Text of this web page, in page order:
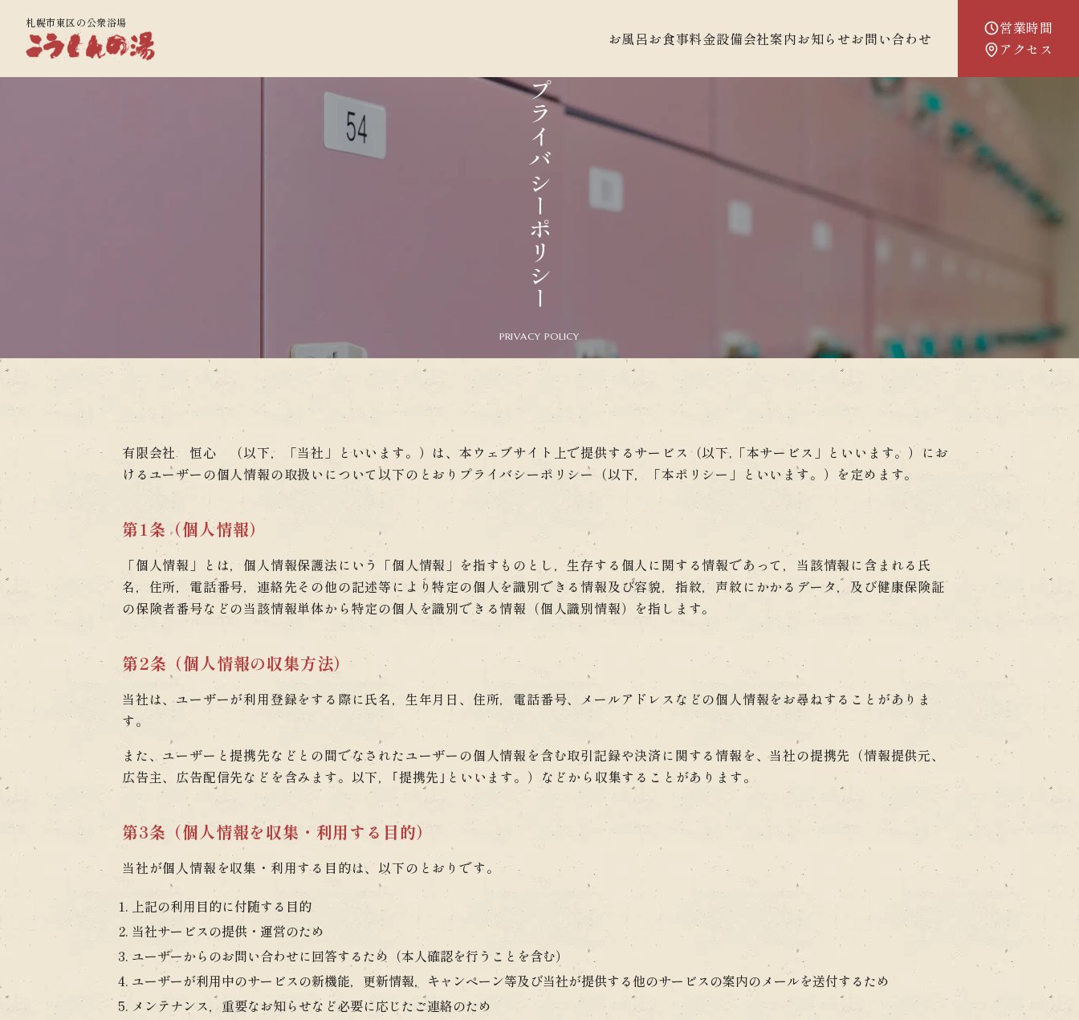
札幌市東区の公衆浴場
お風呂お食事料金設備会社案内お知らせお問い合わせ
営業時間
アクセス
プライバシーポリシー
PRIVACY POLICY
有限会社 恒心 （以下，「当社」といいます。）は、本ウェブサイト上で提供するサービス（以下,「本サービス」といいます。）にお
けるユーザーの個人情報の取扱いについて以下のとおりプライバシーポリシー（以下，「本ポリシー」といいます。）を定めます。
第1条（個人情報）
「個人情報」とは，個人情報保護法にいう「個人情報」を指すものとし，生存する個人に関する情報であって，当該情報に含まれる氏
名，住所，電話番号，連絡先その他の記述等により特定の個人を識別できる情報及び容貌，指紋，声紋にかかるデータ，及び健康保険証
の保険者番号などの当該情報単体から特定の個人を識別できる情報（個人識別情報）を指します。
第2条（個人情報の収集方法）
当社は、ユーザーが利用登録をする際に氏名，生年月日、住所，電話番号、メールアドレスなどの個人情報をお尋ねすることがありま
す。
また、ユーザーと提携先などとの間でなされたユーザーの個人情報を含む取引記録や決済に関する情報を、当社の提携先（情報提供元、
広告主、広告配信先などを含みます。以下，｢提携先｣といいます。）などから収集することがあります。
第3条（個人情報を収集・利用する目的）
当社が個人情報を収集・利用する目的は、以下のとおりです。
上記の利用目的に付随する目的
当社サービスの提供・運営のため
ユーザーからのお問い合わせに回答するため（本人確認を行うことを含む）
ユーザーが利用中のサービスの新機能，更新情報，キャンペーン等及び当社が提供する他のサービスの案内のメールを送付するため
メンテナンス，重要なお知らせなど必要に応じたご連絡のため